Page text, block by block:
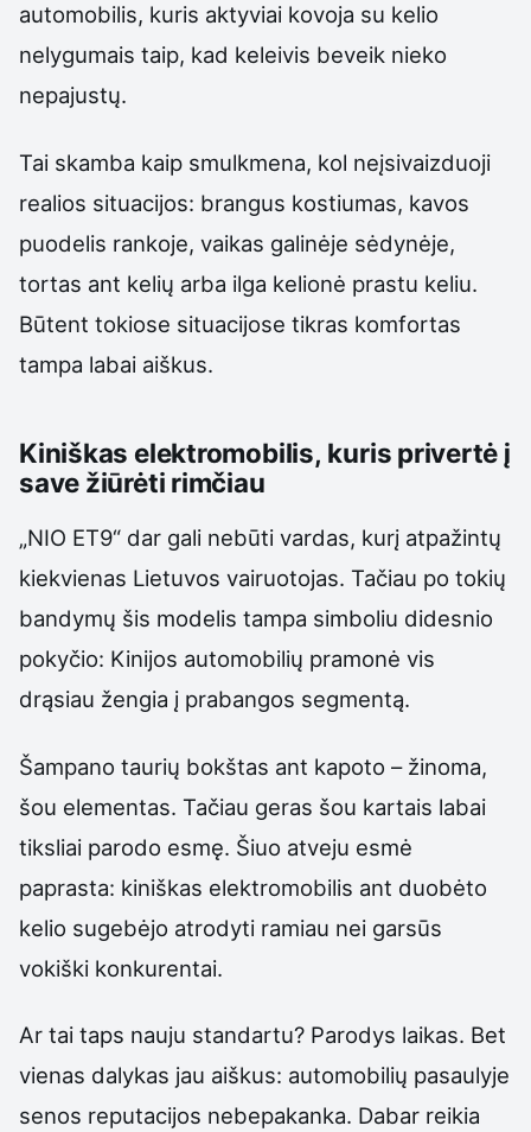
automobilis, kuris aktyviai kovoja su kelio
nelygumais taip, kad keleivis beveik nieko
nepajustų.
Tai skamba kaip smulkmena, kol neįsivaizduoji
realios situacijos: brangus kostiumas, kavos
puodelis rankoje, vaikas galinėje sėdynėje,
tortas ant kelių arba ilga kelionė prastu keliu.
Būtent tokiose situacijose tikras komfortas
tampa labai aiškus.
Kiniškas elektromobilis, kuris privertė į
save žiūrėti rimčiau
„NIO ET9“ dar gali nebūti vardas, kurį atpažintų
kiekvienas Lietuvos vairuotojas. Tačiau po tokių
bandymų šis modelis tampa simboliu didesnio
pokyčio: Kinijos automobilių pramonė vis
drąsiau žengia į prabangos segmentą.
Šampano taurių bokštas ant kapoto – žinoma,
šou elementas. Tačiau geras šou kartais labai
tiksliai parodo esmę. Šiuo atveju esmė
paprasta: kiniškas elektromobilis ant duobėto
kelio sugebėjo atrodyti ramiau nei garsūs
vokiški konkurentai.
Ar tai taps nauju standartu? Parodys laikas. Bet
vienas dalykas jau aiškus: automobilių pasaulyje
senos reputacijos nebepakanka. Dabar reikia